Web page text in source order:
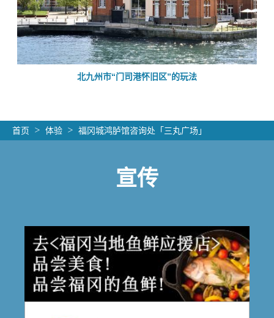
北九州市“门司港怀旧区”的玩法
首页 体验 福冈城鸿胪馆咨询处「三丸广场」
宣传